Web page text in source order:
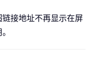
接地址不再显示在屏